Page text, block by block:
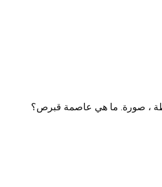
، صورة. ما هي عاصمة قبرص؟